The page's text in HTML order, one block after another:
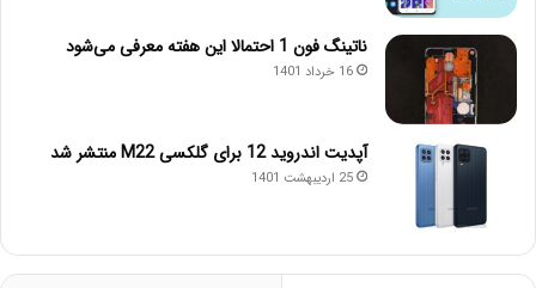
ناتینگ فون 1 احتمالا این هفته معرفی می‌شود
16 خرداد 1401
آپدیت اندروید 12 برای گلکسی M22 منتشر شد
25 اردیبهشت 1401